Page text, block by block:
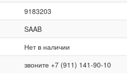
9183203
SAAB
Нет в наличии
звоните +7 (911) 141-90-10